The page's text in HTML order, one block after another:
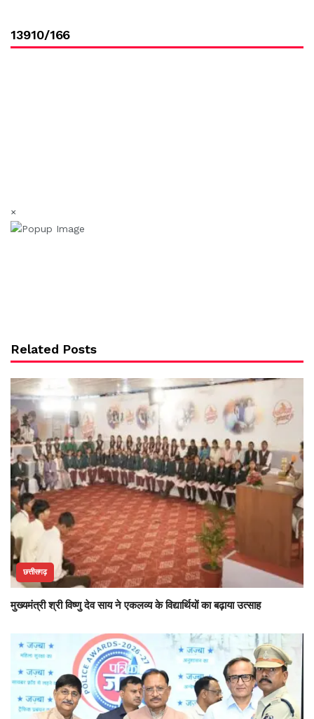
13910/166
×
Related Posts
छत्तीसगढ़
मुख्यमंत्री श्री विष्णु देव साय ने एकलव्य के विद्यार्थियों का बढ़ाया उत्साह